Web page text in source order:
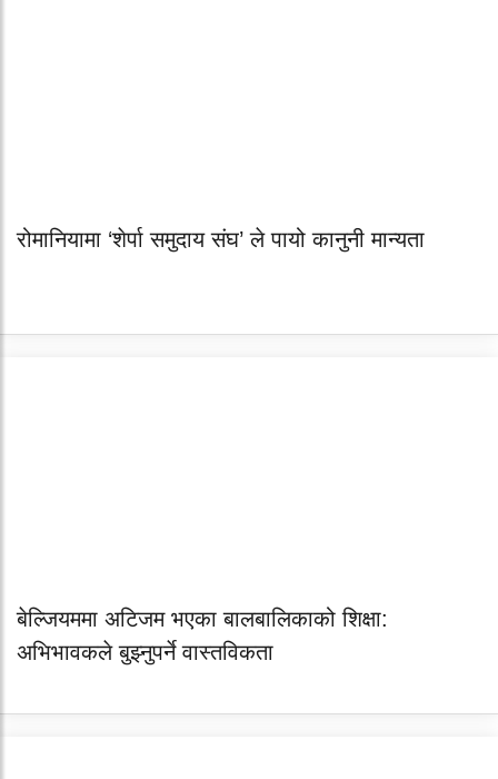
रोमानियामा ‘शेर्पा समुदाय संघ’ ले पायो कानुनी मान्यता
बेल्जियममा अटिजम भएका बालबालिकाको शिक्षा:
अभिभावकले बुझ्नुपर्ने वास्तविकता